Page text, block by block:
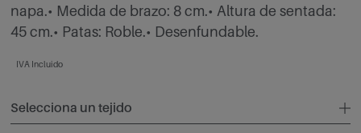
napa.• Medida de brazo: 8 cm.• Altura de sentada:
45 cm.• Patas: Roble.• Desenfundable.
Selecciona un tejido
IVA Incluido